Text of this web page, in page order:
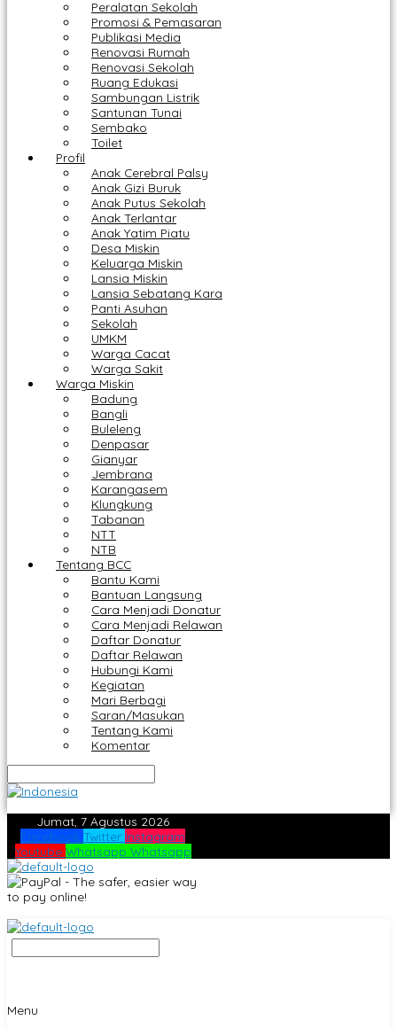
Peralatan Sekolah
Promosi & Pemasaran
Publikasi Media
Renovasi Rumah
Renovasi Sekolah
Ruang Edukasi
Sambungan Listrik
Santunan Tunai
Sembako
Toilet
Profil
Anak Cerebral Palsy
Anak Gizi Buruk
Anak Putus Sekolah
Anak Terlantar
Anak Yatim Piatu
Desa Miskin
Keluarga Miskin
Lansia Miskin
Lansia Sebatang Kara
Panti Asuhan
Sekolah
UMKM
Warga Cacat
Warga Sakit
Warga Miskin
Badung
Bangli
Buleleng
Denpasar
Gianyar
Jembrana
Karangasem
Klungkung
Tabanan
NTT
NTB
Tentang BCC
Bantu Kami
Bantuan Langsung
Cara Menjadi Donatur
Cara Menjadi Relawan
Daftar Donatur
Daftar Relawan
Hubungi Kami
Kegiatan
Mari Berbagi
Saran/Masukan
Tentang Kami
Komentar
Jumat, 7 Agustus 2026
Facebook Twitter Instagram
Youtube Whatsapp Whatsapp
Menu